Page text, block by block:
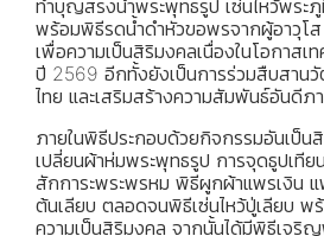
ทำบุญสรงน้ำพระพุทธรูป เซ่นไหว้พระภู
พร้อมพิธีรดน้ำดำหัวขอพรจากผู้อาวุโ
เพื่อความเป็นสิริมงคลเนื่องในโอกาสเ
ปี 2569 อีกทั้งยังเป็นการร่วมสืบสาน
ไทย และเสริมสร้างความสัมพันธ์อันดีภ
ภายในพิธีประกอบด้วยกิจกรรมอันเป็น
เปลี่ยนผ้าห่มพระพุทธรูป การจุดธูปเทีย
สักการะพระพรหม พิธีผูกผ้าแพรเงิน
ต้นเลียบ ตลอดจนพิธีเซ่นไหว้ปู่เลียบ พ
ความเป็นสิริมงคล จากนั้นได้มีพิธีเจริ